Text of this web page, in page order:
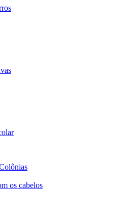
os cabelos